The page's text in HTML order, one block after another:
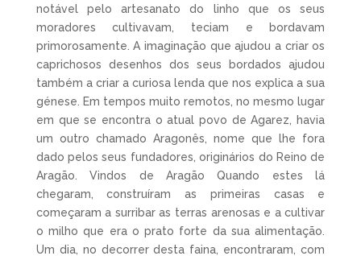
notável pelo artesanato do linho que os seus
moradores cultivavam, teciam e bordavam
primorosamente. A imaginação que ajudou a criar os
caprichosos desenhos dos seus bordados ajudou
também a criar a curiosa lenda que nos explica a sua
génese. Em tempos muito remotos, no mesmo lugar
em que se encontra o atual povo de Agarez, havia
um outro chamado Aragonês, nome que lhe fora
dado pelos seus fundadores, originários do Reino de
Aragão. Vindos de Aragão Quando estes lá
chegaram, construíram as primeiras casas e
começaram a surribar as terras arenosas e a cultivar
o milho que era o prato forte da sua alimentação.
Um dia, no decorrer desta faina, encontraram, com